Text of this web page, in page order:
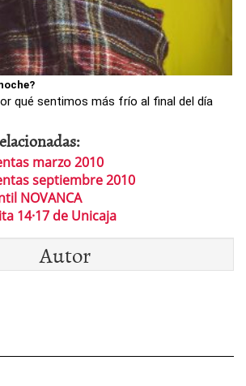
qué sentimos más frío al final del día
marzo 2010
septiembre 2010
NOVANCA
14·17 de Unicaja
Autor